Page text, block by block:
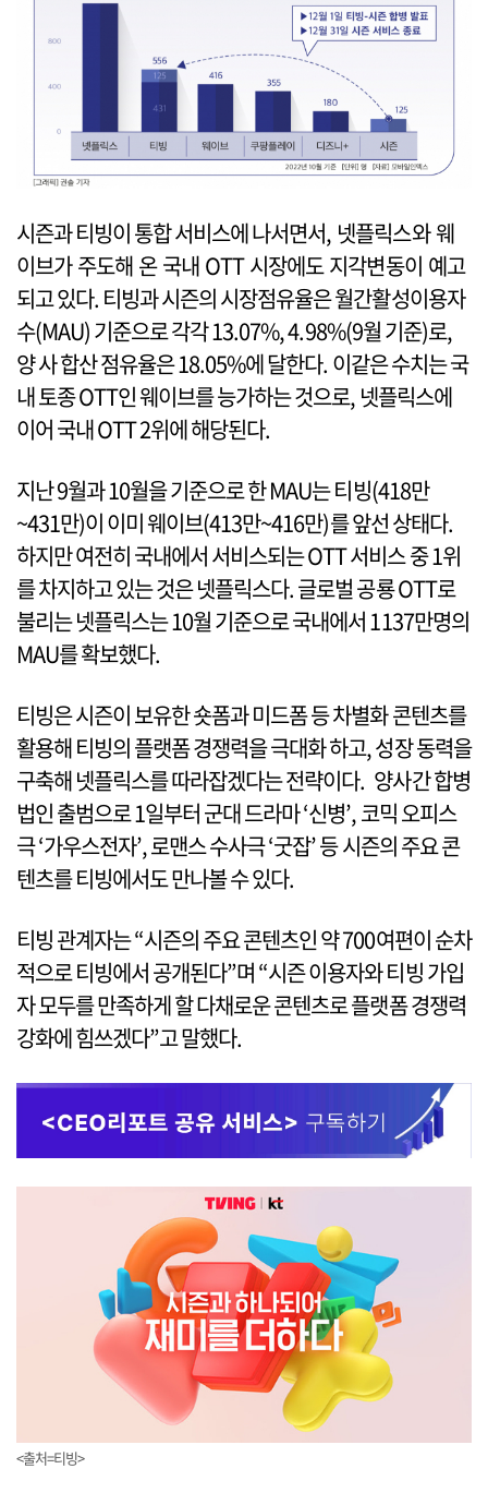
시즌과 티빙이 통합 서비스에 나서면서, 넷플릭스와 웨
이브가 주도해 온 국내 OTT 시장에도 지각변동이 예고
되고 있다. 티빙과 시즌의 시장점유율은 월간활성이용자
수(MAU) 기준으로 각각 13.07%, 4.98%(9월 기준)로,
양 사 합산 점유율은 18.05%에 달한다. 이같은 수치는 국
내 토종 OTT인 웨이브를 능가하는 것으로, 넷플릭스에
이어 국내 OTT 2위에 해당된다.
지난 9월과 10월을 기준으로 한 MAU는 티빙(418만
~431만)이 이미 웨이브(413만~416만)를 앞선 상태다.
하지만 여전히 국내에서 서비스되는 OTT 서비스 중 1위
를 차지하고 있는 것은 넷플릭스다. 글로벌 공룡 OTT로
불리는 넷플릭스는 10월 기준으로 국내에서 1137만명의
MAU를 확보했다.
티빙은 시즌이 보유한 숏폼과 미드폼 등 차별화 콘텐츠를
활용해 티빙의 플랫폼 경쟁력을 극대화 하고, 성장 동력을
구축해 넷플릭스를 따라잡겠다는 전략이다. 양사간 합병
법인 출범으로 1일부터 군대 드라마 ‘신병’, 코믹 오피스
극 ‘가우스전자’, 로맨스 수사극 ‘굿잡’ 등 시즌의 주요 콘
텐츠를 티빙에서도 만나볼 수 있다.
티빙 관계자는 “시즌의 주요 콘텐츠인 약 700여편이 순차
적으로 티빙에서 공개된다”며 “시즌 이용자와 티빙 가입
자 모두를 만족하게 할 다채로운 콘텐츠로 플랫폼 경쟁력
강화에 힘쓰겠다”고 말했다.
<출처=티빙>